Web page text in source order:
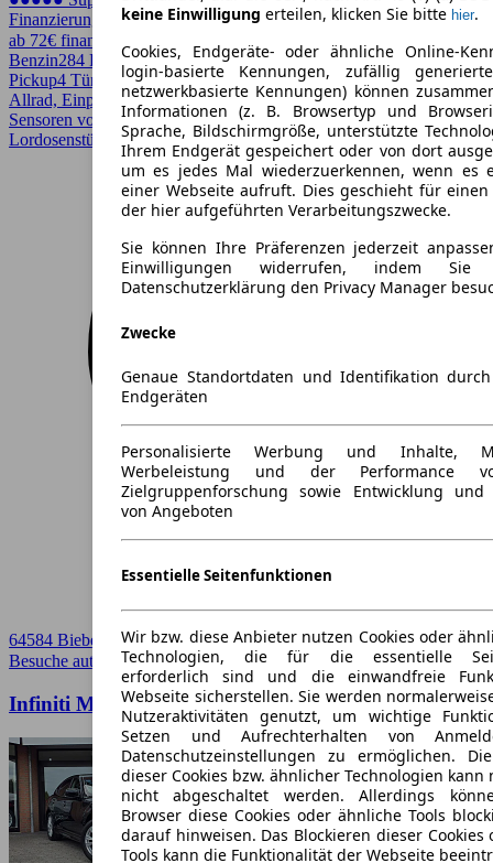
Finanzierung möglich
ab 72€ finanzieren ↗
Benzin284 PS (209 kW) 119.000 kmEZ 06/2008AutomatikSUV /
Pickup4 Türen
Allrad, Einparkhilfe, Einparkhilfe Sensoren hinten, Einparkhilfe
Sensoren vorne, Elektrische Sitze, HU/AU neu, Lederausstattung,
Lordosenstütze, Schiebedach, Sitzheizung, Xenonscheinwerfer
64584 Biebesheim am Rhein
Besuche autoscout24.de➚
Infiniti M37 M37xi/Allrad/Bose/SHZ/SBL/
keine Einwilligung erteilen, klicken Sie bitte hier.
Cookies, Endgeräte- oder ähnliche Online-
login-basierte Kennungen, zufällig
netzwerkbasierte Kennungen) können
Informationen (z. B. Browsertyp und
Sprache, Bildschirmgröße, unterstützte
Ihrem Endgerät gespeichert oder von dort
um es jedes Mal wiederzuerkennen, wenn es
einer Webseite aufruft. Dies geschieht für
der hier aufgeführten Verarbeitungszwecke.
Sie können Ihre Präferenzen jederzeit
Einwilligungen widerrufen, indem
Datenschutzerklärung den Privacy Manager
Zwecke
Genaue Standortdaten und Identifikation
Endgeräten
Personalisierte Werbung und Inhalte,
Werbeleistung und der Performance
Zielgruppenforschung sowie Entwicklung und
von Angeboten
Essentielle Seitenfunktionen
Wir bzw. diese Anbieter nutzen Cookies oder
Technologien, die für die essentielle
erforderlich sind und die einwandfreie
Webseite sicherstellen. Sie werden
Nutzeraktivitäten genutzt, um wichtige
Setzen und Aufrechterhalten von
Datenschutzeinstellungen zu ermöglichen.
dieser Cookies bzw. ähnlicher Technologien kann
nicht abgeschaltet werden. Allerdings
Browser diese Cookies oder ähnliche Tools
darauf hinweisen. Das Blockieren dieser
Tools kann die Funktionalität der Webseite